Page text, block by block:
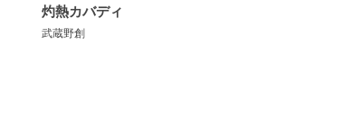
灼熱カバディ
武蔵野創